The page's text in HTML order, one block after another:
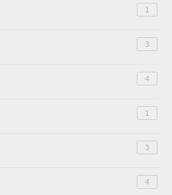
1
3
4
1
3
4